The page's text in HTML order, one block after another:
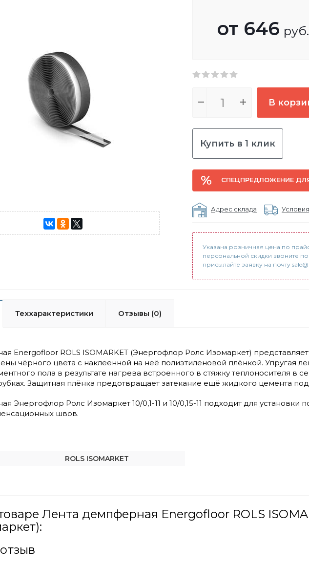
от 646 руб.
В
Купить в 1 клик
СПЕЦПРЕДЛОЖЕНИЕ
Адрес склада
Указана розничная цена по
персональной скидки звоните
присылайте заявку на почту
Теххарактеристики Отзывы (0)
Energofloor ROLS ISOMARKET (Энергофлор Ролс Изомаркет)
чёрного цвета с наклеенной на неё полиэтиленовой плёнкой. Упругая
пола в результате нагрева встроенного в стяжку теплоносителя в
Защитная плёнка предотвращает затекание ещё жидкого цемента
Энергофлор Ролс Изомаркет 10/0,1-11 и 10/0,15-11 подходит для установки
швов.
ROLS ISOMARKET
Лента демпферная Energofloor ROLS